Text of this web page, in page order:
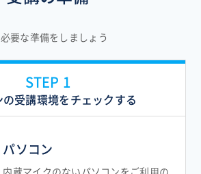
要な準備をしましょう
の受講環境をチェックする
パソコン